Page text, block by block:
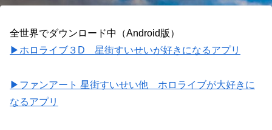
全世界でダウンロード中（Android版）
▶ホロライブ３D 星街すいせいが好きになるアプリ
▶ファンアート 星街すいせい他 ホロライブが大好きに
なるアプリ